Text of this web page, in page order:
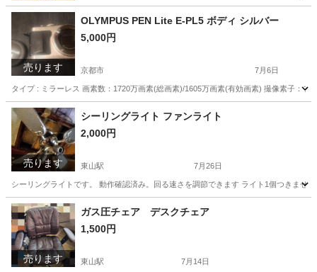
売ります
OLYMPUS PEN Lite E-PL5 ボディ シルバー
5,000円
京都市 7月6日
タイプ : ミラーレス 画素数：1720万画素(総画素)/1605万画素(有効画素) 撮像素子：
京都 京都市 カメラ OLYMPUS
売ります
シーリングライト ファンライト
2,000円
東山駅 7月26日
シーリングライトです。 動作確認済み。回る速さを調節できます ライト1個つきませ
京都 京都市 東山駅 照明器具 シーリングライト
売ります
ガス圧チェア デスクチェア
1,500円
東山駅 7月14日